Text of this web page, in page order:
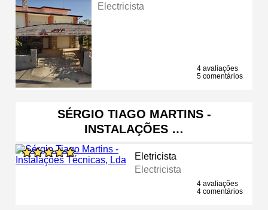
Electricista
4 avaliações
5 comentários
SÉRGIO TIAGO MARTINS -
INSTALAÇÕES …
Eletricista
Electricista
4 avaliações
4 comentários